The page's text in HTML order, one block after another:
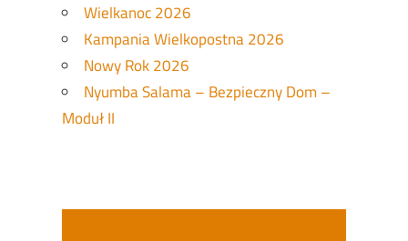
Wielkanoc 2026
Kampania Wielkopostna 2026
Nowy Rok 2026
Nyumba Salama – Bezpieczny Dom –
Moduł II